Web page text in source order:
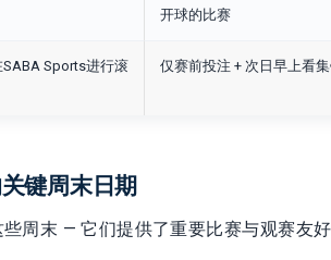
开球的比赛
Sports进行滚
仅赛前投注 + 次日早上看
键周末日期
周末 — 它们提供了重要比赛与观赛友好